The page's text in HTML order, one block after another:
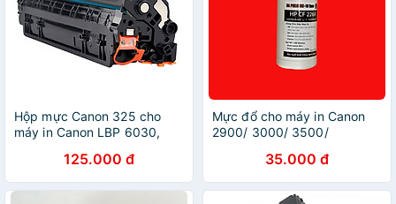
Hộp mực Canon 325 cho
máy in Canon LBP 6030,
125.000 đ
Mực đổ cho máy in Canon
2900/ 3000/ 3500/
401/ 402/ 1010/1020/1200/
1320/ 5200/ 2035/ 2055 -
HA140g
35.000 đ